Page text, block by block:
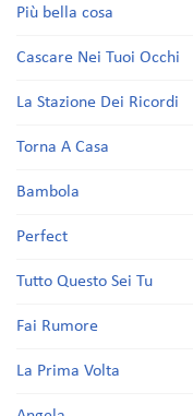
Più bella cosa
Cascare Nei Tuoi Occhi
La Stazione Dei Ricordi
Torna A Casa
Bambola
Perfect
Tutto Questo Sei Tu
Fai Rumore
La Prima Volta